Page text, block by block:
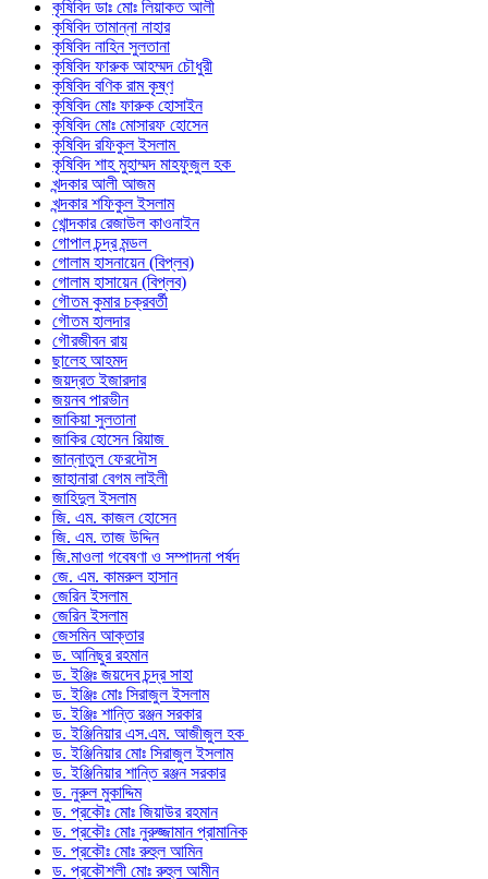
কৃষিবিদ ডাঃ মোঃ লিয়াকত আলী
কৃষিবিদ তামান্না নাহার
কৃষিবিদ নাহিন সুলতানা
কৃষিবিদ ফারুক আহম্মদ চৌধুরী
কৃষিবিদ বণিক রাম কৃষ্ণ
কৃষিবিদ মোঃ ফারুক হোসাইন
কৃষিবিদ মোঃ মোসারফ হোসেন
কৃষিবিদ রফিকুল ইসলাম
কৃষিবিদ শাহ মুহাম্মদ মাহফুজুল হক
খন্দকার আলী আজম
খন্দকার শফিকুল ইসলাম
খোন্দকার রেজাউল কাওনাইন
গোপাল চন্দ্র মন্ডল
গোলাম হাসনায়েন (বিপ্লব)
গোলাম হাসায়েন (বিপ্লব)
গৌতম কুমার চক্রবর্তী
গৌতম হালদার
গৌরজীবন রায়
ছালেহ আহমদ
জয়দ্রত ইজারদার
জয়নব পারভীন
জাকিয়া সুলতানা
জাকির হোসেন রিয়াজ
জান্নাতুল ফেরদৌস
জাহানারা বেগম লাইলী
জাহিদুল ইসলাম
জি. এম. কাজল হোসেন
জি. এম. তাজ উদ্দিন
জি.মাওলা গবেষণা ও সম্পাদনা পর্ষদ
জে. এম. কামরুল হাসান
জেরিন ইসলাম
জেরিন ইসলাম
জেসমিন আক্তার
ড. আনিছুর রহমান
ড. ইঞ্জিঃ জয়দেব চন্দ্র সাহা
ড. ইঞ্জিঃ মোঃ সিরাজুল ইসলাম
ড. ইঞ্জিঃ শান্তি রঞ্জন সরকার
ড. ইঞ্জিনিয়ার এস.এম. আজীজুল হক
ড. ইঞ্জিনিয়ার মোঃ সিরাজুল ইসলাম
ড. ইঞ্জিনিয়ার শান্তি রঞ্জন সরকার
ড. নুরুল মুকাদ্দিম
ড. প্রকৌঃ মোঃ জিয়াউর রহমান
ড. প্রকৌঃ মোঃ নুরুজ্জামান প্রামানিক
ড. প্রকৌঃ মোঃ রুহুল আমিন
ড. প্রকৌশলী মোঃ রুহুল আমীন